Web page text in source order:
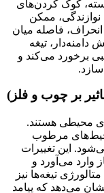
کوک کردن‌های
ممکن
فاصله میان
دامنه‌دار، تیغه
برخورد می‌کند و
محیطی هستند.
مرطوب
این تغییرات
وارد می‌آورد و
تیغه‌ها نیز
می‌دهد که پیامد